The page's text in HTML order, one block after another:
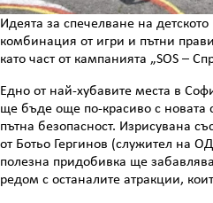
Идеята за спечелване на
комбинация от игри и пътни
като част от кампанията „SOS –
Едно от най-хубавите места в
ще бъде още по-красиво с новата
пътна безопасност. Изрисувана
от Ботьо Гергинов (служител на
полезна придобивка ще
редом с останалите атракции,